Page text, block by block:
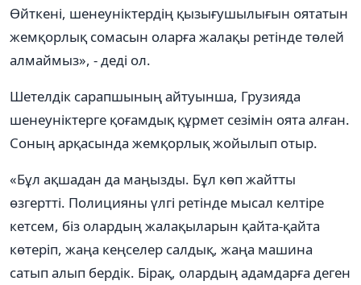
Өйткені, шенеуніктердің қызығушылығын оятатын
жемқорлық сомасын оларға жалақы ретінде төлей
алмаймыз», - деді ол.
Шетелдік сарапшының айтуынша, Грузияда
шенеуніктерге қоғамдық құрмет сезімін оята алған.
Соның арқасында жемқорлық жойылып отыр.
«Бұл ақшадан да маңызды. Бұл көп жайтты
өзгертті. Полицияны үлгі ретінде мысал келтіре
кетсем, біз олардың жалақыларын қайта-қайта
көтеріп, жаңа кеңселер салдық, жаңа машина
сатып алып бердік. Бірақ, олардың адамдарға деген